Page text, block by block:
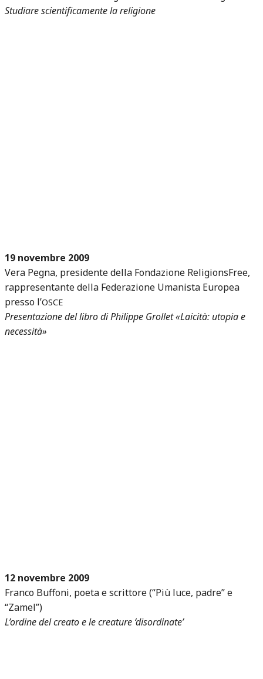
Studiare scientificamente la religione
19 novembre 2009
Vera Pegna, presidente della Fondazione ReligionsFree,
rappresentante della Federazione Umanista Europea
presso l’OSCE
Presentazione del libro di Philippe Grollet «Laicità: utopia e
necessità»
12 novembre 2009
Franco Buffoni, poeta e scrittore (“Più luce, padre” e
“Zamel”)
L’ordine del creato e le creature ‘disordinate’